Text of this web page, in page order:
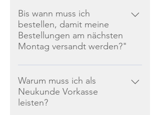
Montag, sofern dieser ein Werktag
ist.
Bis wann muss ich
bestellen, damit meine
Bestellungen am nächsten
Montag versandt werden?"
Bestandskunden können bis
Samstag 12:00 Uhr der
vorangehenden Woche bestellen.
Neukunden sollten nach
Warum muss ich als
Neukunde Vorkasse
leisten?